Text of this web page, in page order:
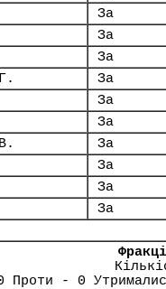
За
За
За
За
За
За
За
За
За
За
Проти - 0